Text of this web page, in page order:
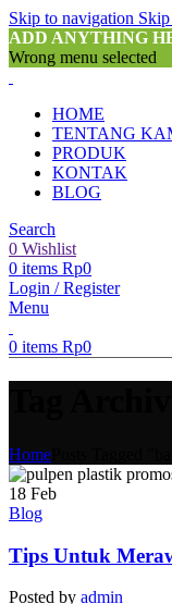
Skip to navigation
ADD ANYTHING
Wrong menu selected
HOME
TENTANG
PRODUK
KONTAK
BLOG
Search
0 Wishlist
0 items Rp0
Login / Register
Menu
0 items Rp0
Home
18 Feb
Blog
Tips Untuk
Posted by admin